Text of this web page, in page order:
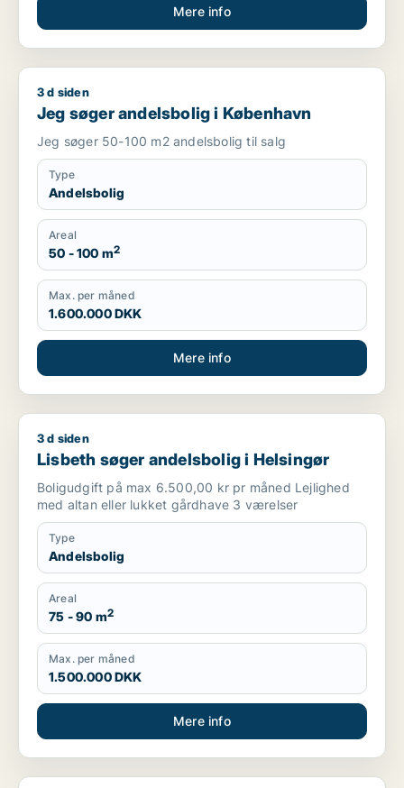
Mere info
Jeg søger andelsbolig i København
3 d siden
Jeg søger andelsbolig i København
Jeg søger 50-100 m2 andelsbolig til salg
Type
Andelsbolig
Areal
50 - 100 m2
Max. per måned
1.600.000 DKK
Mere info
Lisbeth søger andelsbolig i Helsingør
3 d siden
Lisbeth søger andelsbolig i Helsingør
Boligudgift på max 6.500,00 kr pr måned Lejlighed
med altan eller lukket gårdhave 3 værelser
Type
Andelsbolig
Areal
75 - 90 m2
Max. per måned
1.500.000 DKK
Mere info